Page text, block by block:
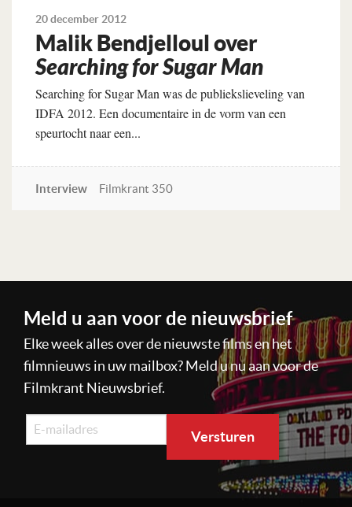
20 december 2012
Malik Bendjelloul over
Searching for Sugar Man
Searching for Sugar Man was de publiekslieveling van
IDFA 2012. Een documentaire in de vorm van een
speurtocht naar een...
Interview Filmkrant 350
Meld u aan voor de nieuwsbrief
Elke week alles over de nieuwste films en het
filmnieuws in uw mailbox? Meld u nu aan voor de
Filmkrant Nieuwsbrief.